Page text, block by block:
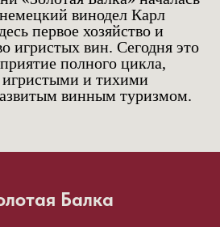
немецкий винодел Карл
первое хозяйство и
игристых вин. Сегодня это
полного цикла,
игристыми и тихими
винным туризмом.
Балка